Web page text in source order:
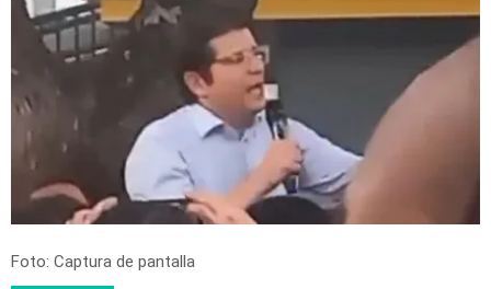
Foto: Captura de pantalla